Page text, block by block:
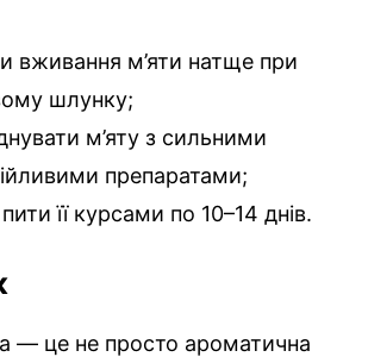
вживання м’яти натще при
шлунку;
м’яту з сильними
препаратами;
її курсами по 10–14 днів.
— це не просто ароматична